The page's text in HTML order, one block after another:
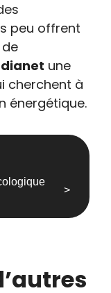
peu offrent
une
cherchent à
énergétique.